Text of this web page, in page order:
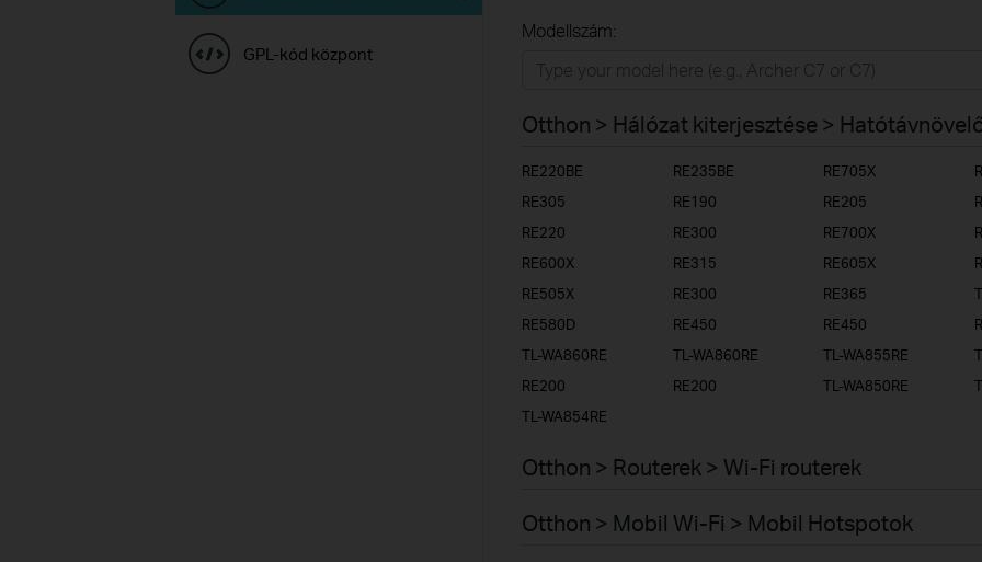
GPL-kód központ
Irodai/üzleti
Szolgáltatóknak
Modellszám:
Otthon > Hálózat kiterjesztése >
RE220BE RE235BE RE705X
RE305
RE190 RE205
RE220
RE300 RE700X
RE600X
RE315 RE605X
RE505X
RE300 RE365
RE580D
RE450 RE450
TL-WA860RE
TL-WA860RE TL-WA855RE
RE200
RE200 TL-WA850RE
TL-WA854RE
Otthon > Routerek > Wi-Fi routerek
Otthon > Mobil Wi-Fi > Mobil Hotspotok